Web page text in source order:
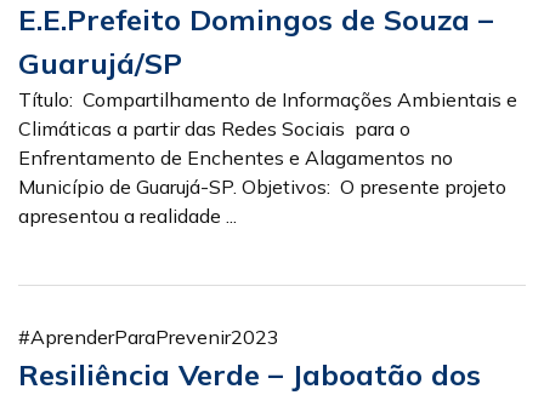
E.E.Prefeito Domingos de Souza –
Guarujá/SP
Título: Compartilhamento de Informações Ambientais e
Climáticas a partir das Redes Sociais para o
Enfrentamento de Enchentes e Alagamentos no
Município de Guarujá-SP. Objetivos: O presente projeto
apresentou a realidade ...
#AprenderParaPrevenir2023
Resiliência Verde – Jaboatão dos